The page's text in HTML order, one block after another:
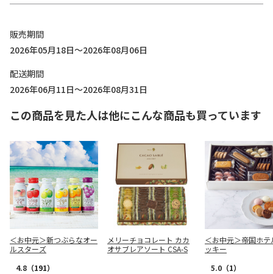
販売期間
2026年05月18日～2026年08月06日
配送期間
2026年06月11日～2026年08月31日
この商品を見た人は他にこんな商品も買っています
＜お中元＞新つぶらなオー
ルスターズ
4.8 （191）
メリーチョコレート カカ
オサブレアソート CSA-S
＜お中元＞帝国ホ
ッキー
5.0 （1）